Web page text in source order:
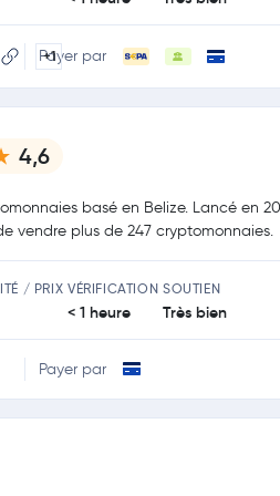
+1
Payer par
4,6
basé en Belize. Lancé en
vendre plus de 247 cryptomonnaies.
/ PRIX VÉRIFICATION
< 1 heure
SOUTIEN
Très bien
Payer par